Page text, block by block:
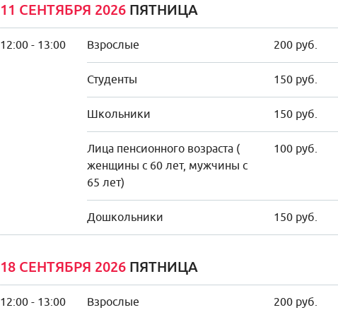
11 СЕНТЯБРЯ 2026 ПЯТНИЦА
12:00 - 13:00 Взрослые 200 руб.
Студенты 150 руб.
Школьники 150 руб.
Лица пенсионного возраста (
женщины с 60 лет, мужчины с
65 лет)
100 руб.
Дошкольники 150 руб.
18 СЕНТЯБРЯ 2026 ПЯТНИЦА
12:00 - 13:00 Взрослые 200 руб.